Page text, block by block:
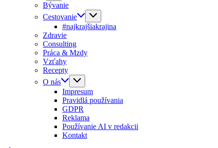
Bývanie
Cestovanie
#najkrajšiakrajina
Zdravie
Consulting
Práca & Mzdy
Vzťahy
Recepty
O nás
Impresum
Pravidlá používania
GDPR
Reklama
Používanie AI v redakcii
Kontakt